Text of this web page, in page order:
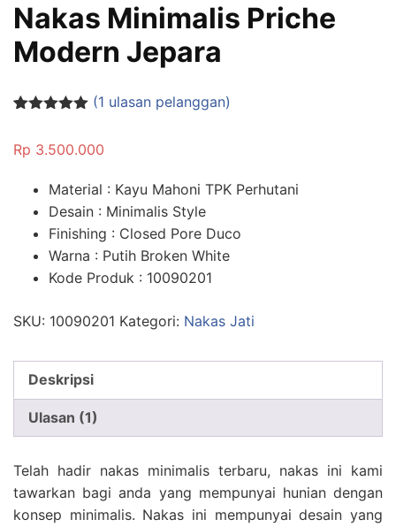
Nakas Minimalis Priche
Modern Jepara
berdasarka
(1 ulasan pelanggan)
Rp 3.500.000
Material : Kayu Mahoni TPK Perhutani
Desain : Minimalis Style
Finishing : Closed Pore Duco
Warna : Putih Broken White
Kode Produk : 10090201
SKU: 10090201 Kategori: Nakas Jati
Deskripsi
Ulasan (1)
Telah hadir nakas minimalis terbaru, nakas ini kami
tawarkan bagi anda yang mempunyai hunian dengan
konsep minimalis. Nakas ini mempunyai desain yang